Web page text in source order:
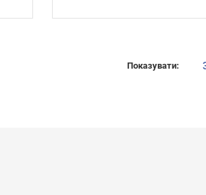
Показувати: